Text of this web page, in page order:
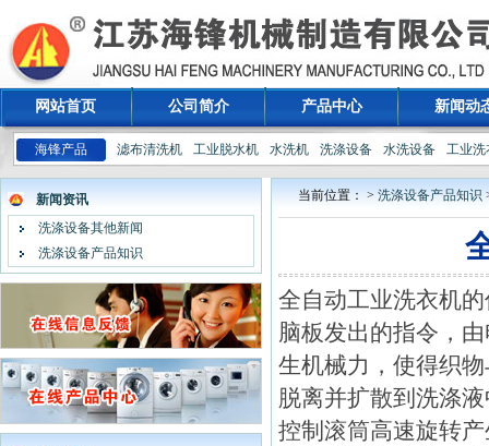
网站首页 公司简介 产品中心 新闻动
海锋产品 滤布清洗机 工业脱水机 水洗机 洗涤设备 水洗设备 工业洗
新闻资讯
洗涤设备其他新闻
洗涤设备产品知识
当前位置： > 洗涤设备产品知识
全自动工业洗衣机
脑板发出的指令，
生机械力，使得织
脱离并扩散到洗涤
控制滚筒高速旋转